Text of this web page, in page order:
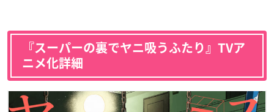
『スーパーの裏でヤニ吸うふたり』TVア
ニメ化詳細